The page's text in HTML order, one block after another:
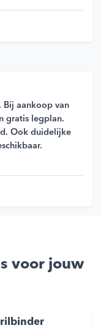
Bij aankoop van
gratis legplan.
Ook duidelijke
voor jouw